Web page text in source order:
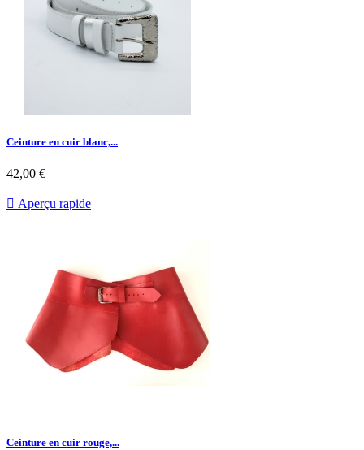
Ceinture en cuir blanc,...
42,00 €
 Aperçu rapide
Ceinture en cuir rouge,...